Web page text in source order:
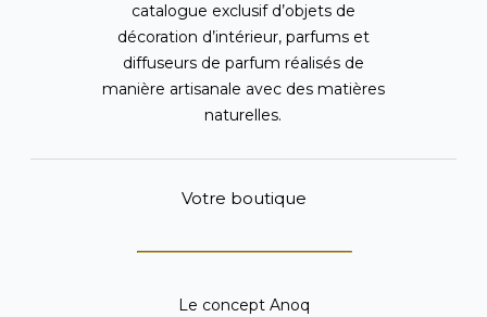
catalogue exclusif d’objets de
décoration d’intérieur, parfums et
diffuseurs de parfum réalisés de
manière artisanale avec des matières
naturelles.
Votre boutique
Le concept Anoq